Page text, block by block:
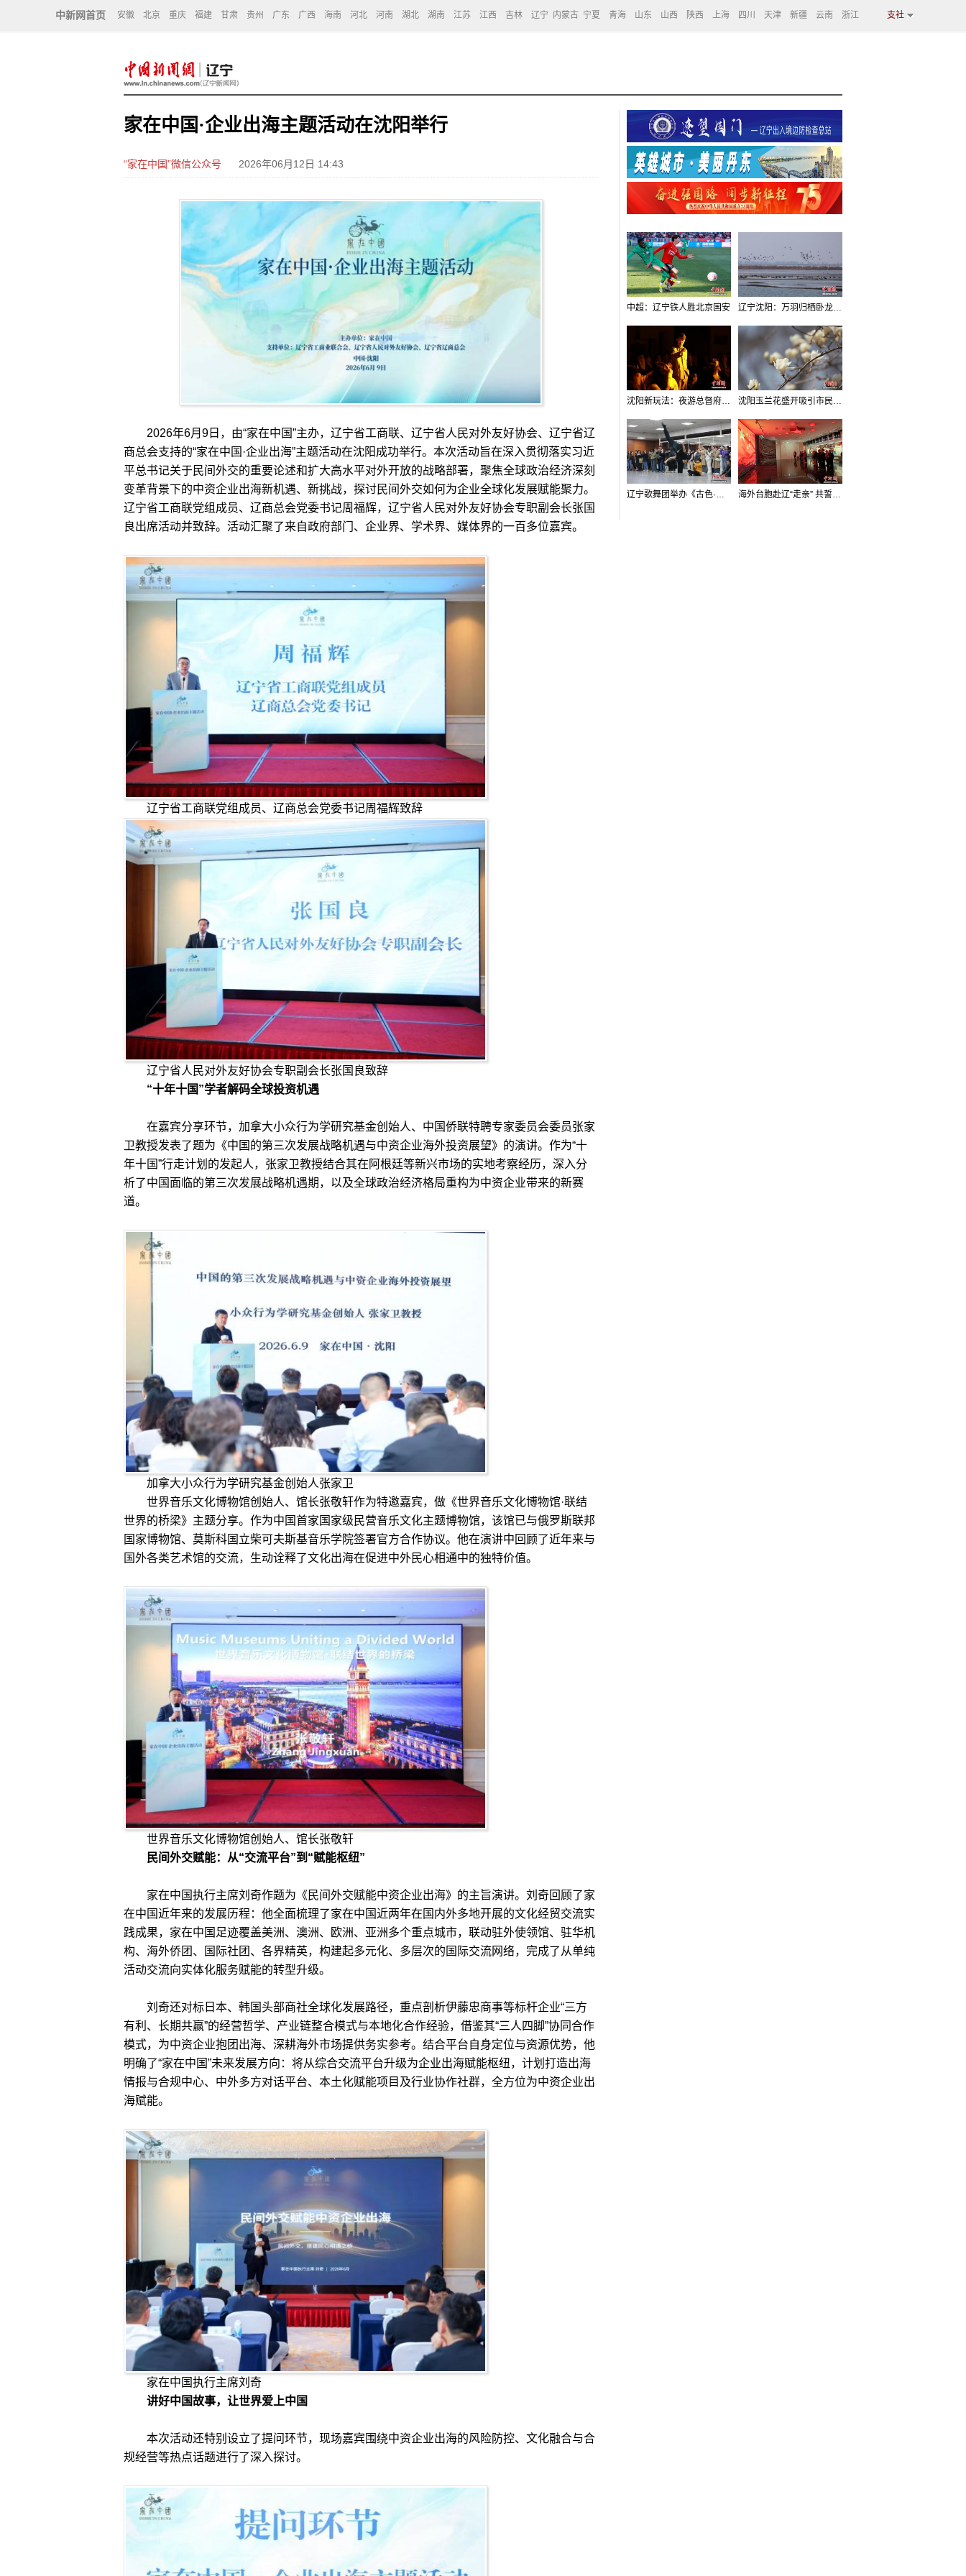
中新网首页 安徽 北京 重庆 福建 甘肃 贵州 广东 广西 海南 河北 河南 湖北 湖南 江苏 江西 吉林 辽宁 内蒙古 宁夏 青海 山东 山西 陕西 上海 四川 天津 新疆 云南 浙江 支社
家在中国·企业出海主题活动在沈阳举行
“家在中国”微信公众号 2026年06月12日 14:43
2026年6月9日，由“家在中国”主办，辽宁省工商联、辽宁省人民对外友好协会、辽宁省辽
商总会支持的“家在中国·企业出海”主题活动在沈阳成功举行。本次活动旨在深入贯彻落实习近
平总书记关于民间外交的重要论述和扩大高水平对外开放的战略部署，聚焦全球政治经济深刻
变革背景下的中资企业出海新机遇、新挑战，探讨民间外交如何为企业全球化发展赋能聚力。
辽宁省工商联党组成员、辽商总会党委书记周福辉，辽宁省人民对外友好协会专职副会长张国
良出席活动并致辞。活动汇聚了来自政府部门、企业界、学术界、媒体界的一百多位嘉宾。
辽宁省工商联党组成员、辽商总会党委书记周福辉致辞
辽宁省人民对外友好协会专职副会长张国良致辞
“十年十国”学者解码全球投资机遇
在嘉宾分享环节，加拿大小众行为学研究基金创始人、中国侨联特聘专家委员会委员张家
卫教授发表了题为《中国的第三次发展战略机遇与中资企业海外投资展望》的演讲。作为“十
年十国”行走计划的发起人，张家卫教授结合其在阿根廷等新兴市场的实地考察经历，深入分
析了中国面临的第三次发展战略机遇期，以及全球政治经济格局重构为中资企业带来的新赛
道。
加拿大小众行为学研究基金创始人张家卫
世界音乐文化博物馆创始人、馆长张敬轩作为特邀嘉宾，做《世界音乐文化博物馆·联结
世界的桥梁》主题分享。作为中国首家国家级民营音乐文化主题博物馆，该馆已与俄罗斯联邦
国家博物馆、莫斯科国立柴可夫斯基音乐学院签署官方合作协议。他在演讲中回顾了近年来与
国外各类艺术馆的交流，生动诠释了文化出海在促进中外民心相通中的独特价值。
世界音乐文化博物馆创始人、馆长张敬轩
民间外交赋能：从“交流平台”到“赋能枢纽”
家在中国执行主席刘奇作题为《民间外交赋能中资企业出海》的主旨演讲。刘奇回顾了家
在中国近年来的发展历程：他全面梳理了家在中国近两年在国内外多地开展的文化经贸交流实
践成果，家在中国足迹覆盖美洲、澳洲、欧洲、亚洲多个重点城市，联动驻外使领馆、驻华机
构、海外侨团、国际社团、各界精英，构建起多元化、多层次的国际交流网络，完成了从单纯
活动交流向实体化服务赋能的转型升级。
刘奇还对标日本、韩国头部商社全球化发展路径，重点剖析伊藤忠商事等标杆企业“三方
有利、长期共赢”的经营哲学、产业链整合模式与本地化合作经验，借鉴其“三人四脚”协同合作
模式，为中资企业抱团出海、深耕海外市场提供务实参考。结合平台自身定位与资源优势，他
明确了“家在中国”未来发展方向：将从综合交流平台升级为企业出海赋能枢纽，计划打造出海
情报与合规中心、中外多方对话平台、本土化赋能项目及行业协作社群，全方位为中资企业出
海赋能。
家在中国执行主席刘奇
讲好中国故事，让世界爱上中国
本次活动还特别设立了提问环节，现场嘉宾围绕中资企业出海的风险防控、文化融合与合
规经营等热点话题进行了深入探讨。
中超：辽宁铁人胜北京国安 辽宁沈阳：万羽归栖卧龙湖看群鸟齐飞
沈阳新玩法：夜游总督府，当一回“赴宴者” 沈阳玉兰花盛开吸引市民打卡
辽宁歌舞团举办《古色·国宝辽宁》排练开放日活动 海外台胞赴辽“走亲” 共誓“和平初心”